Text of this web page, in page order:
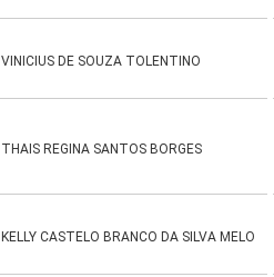
VINICIUS DE SOUZA TOLENTINO
THAIS REGINA SANTOS BORGES
KELLY CASTELO BRANCO DA SILVA MELO